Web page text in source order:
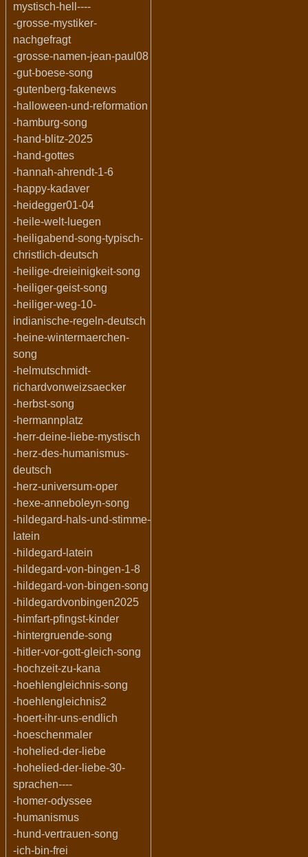
mystisch-hell----
-grosse-mystiker-
nachgefragt
-grosse-namen-jean-paul08
-gut-boese-song
-gutenberg-fakenews
-halloween-und-reformation
-hamburg-song
-hand-blitz-2025
-hand-gottes
-hannah-ahrendt-1-6
-happy-kadaver
-heidegger01-04
-heile-welt-luegen
-heiligabend-song-typisch-
christlich-deutsch
-heilige-dreieinigkeit-song
-heiliger-geist-song
-heiliger-weg-10-
indianische-regeln-deutsch
-heine-wintermaerchen-
song
-helmutschmidt-
richardvonweizsaecker
-herbst-song
-hermannplatz
-herr-deine-liebe-mystisch
-herz-des-humanismus-
deutsch
-herz-universum-oper
-hexe-anneboleyn-song
-hildegard-hals-und-stimme-
latein
-hildegard-latein
-hildegard-von-bingen-1-8
-hildegard-von-bingen-song
-hildegardvonbingen2025
-himfart-pfingst-kinder
-hintergruende-song
-hitler-vor-gott-gleich-song
-hochzeit-zu-kana
-hoehlengleichnis-song
-hoehlengleichnis2
-hoert-ihr-uns-endlich
-hoeschenmaler
-hohelied-der-liebe
-hohelied-der-liebe-30-
sprachen----
-homer-odyssee
-humanismus
-hund-vertrauen-song
-ich-bin-frei